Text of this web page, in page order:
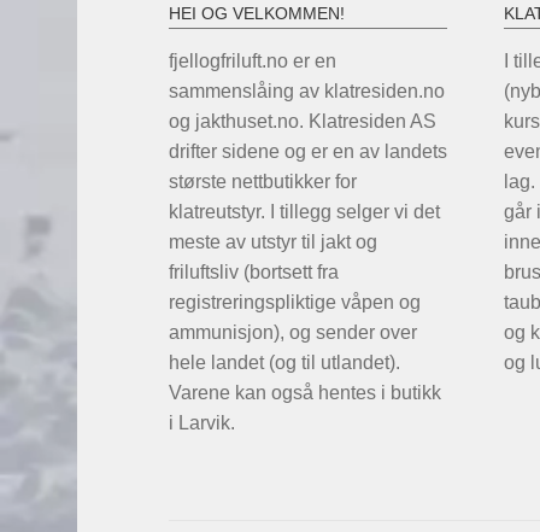
HEI OG VELKOMMEN!
fjellogfriluft.no er en
sammenslåing av klatresiden.no
og jakthuset.no. Klatresiden AS
drifter sidene og er en av landets
største nettbutikker for
klatreutstyr. I tillegg selger vi det
meste av utstyr til jakt og
friluftsliv (bortsett fra
registreringspliktige våpen og
ammunisjon), og sender over
hele landet (og til utlandet).
Varene kan også hentes i butikk
i Larvik.
I
går
og
og